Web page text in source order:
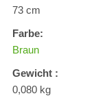
73 cm
Farbe:
Braun
Gewicht :
0,080 kg